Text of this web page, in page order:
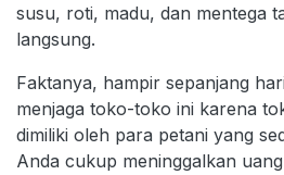
susu, roti, madu, dan mentega
langsung.
Faktanya, hampir sepanjang
menjaga toko-toko ini karena
dimiliki oleh para petani yang
Anda cukup meninggalkan